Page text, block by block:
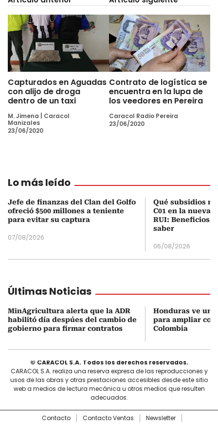
Capturados en Aguadas
con alijo de droga
dentro de un taxi
M. Jimena
Caracol
Manizales
23/06/2020
Contrato de logística se
encuentra en la lupa de
los veedores en Pereira
Caracol Radio Pereira
23/06/2020
Lo más leído
Jefe de finanzas del Clan del Golfo
ofreció $500 millones a teniente
para evitar su captura
07/08/2026
Qué subsidios
C01 en la nueva
RUI: Beneficios
saber
06/08/2026
Últimas Noticias
MinAgricultura alerta que la ADR
habilitó día despúes del cambio de
gobierno para firmar contratos
Honduras ve
para ampliar
Colombia
© CARACOL S.A. Todos los derechos reservados.
CARACOL S.A. realiza una reserva expresa de las reproducciones y
usos de las obras y otras prestaciones accesibles desde este sitio
web a medios de lectura mecánica u otros medios que resulten
adecuados.
Contacto Contacto Ventas Newsletter